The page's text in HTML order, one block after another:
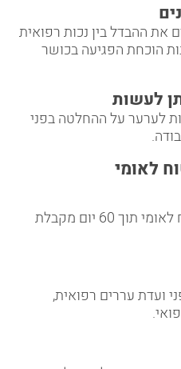
את ההבדל בין נכות רפואית
הוכחת הפגיעה בכושר
לעשות
לערער על ההחלטה בפני
לאומי
ניתן לערער על החלטת ביטוח לאומי תוך 60 יום מקבלת
ועדת עררים רפואית,